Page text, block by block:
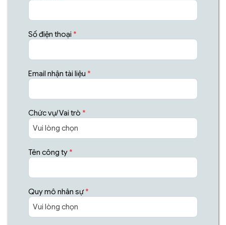
Số điện thoại *
Email nhận tài liệu *
Chức vụ/Vai trò *
Tên công ty *
Quy mô nhân sự *